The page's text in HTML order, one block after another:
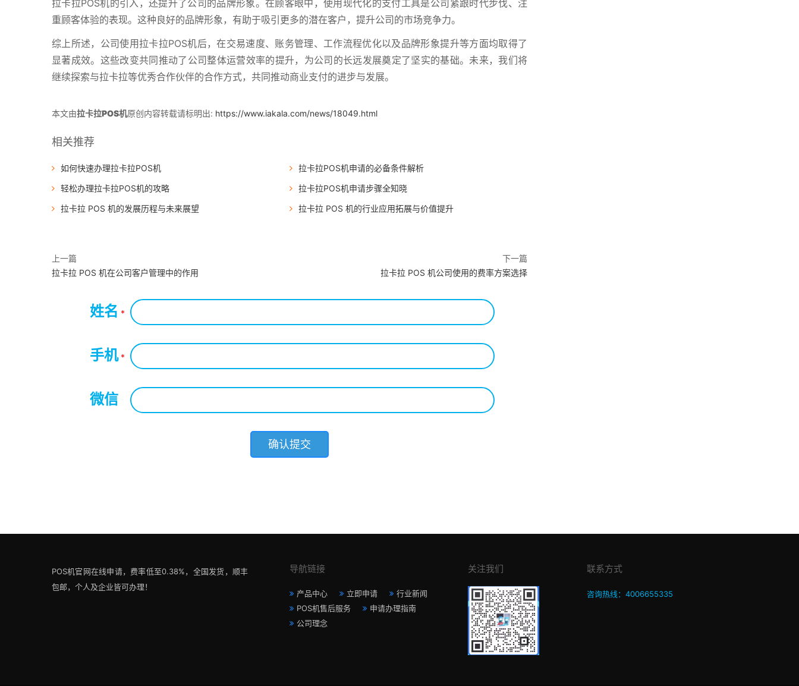
拉卡拉POS机的引入，还提升了公司的品牌形象。在顾客眼中，使用现代化的支付工具是公司紧跟时代步伐、注
重顾客体验的表现。这种良好的品牌形象，有助于吸引更多的潜在客户，提升公司的市场竞争力。
综上所述，公司使用拉卡拉POS机后，在交易速度、账务管理、工作流程优化以及品牌形象提升等方面均取得了
显著成效。这些改变共同推动了公司整体运营效率的提升，为公司的长远发展奠定了坚实的基础。未来，我们将
继续探索与拉卡拉等优秀合作伙伴的合作方式，共同推动商业支付的进步与发展。
本文由拉卡拉POS机原创内容转载请标明出: https://www.iakala.com/news/18049.html
相关推荐
如何快速办理拉卡拉POS机
拉卡拉POS机申请的必备条件解析
轻松办理拉卡拉POS机的攻略
拉卡拉POS机申请步骤全知晓
拉卡拉 POS 机的发展历程与未来展望
拉卡拉 POS 机的行业应用拓展与价值提升
上一篇
拉卡拉 POS 机在公司客户管理中的作用
下一篇
拉卡拉 POS 机公司使用的费率方案选择
姓名 *
手机*
微信
POS机官网在线申请，费率低至0.38%，全国发货，顺丰
包邮，个人及企业皆可办理！
导航链接
产品中心 立即申请
行业新闻
POS机售后服务
申请办理指南
公司理念
关注我们 联系方式
咨询热线：4006655335